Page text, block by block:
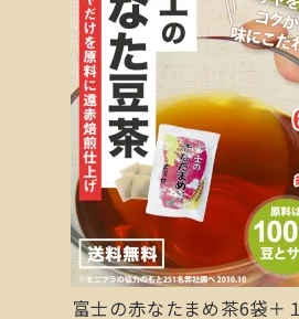
富士の赤なたまめ茶6袋＋